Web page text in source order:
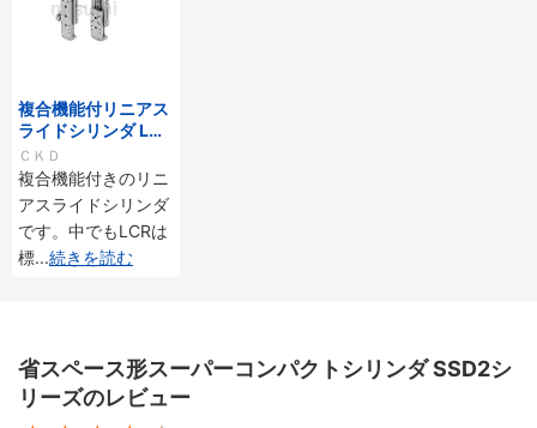
複合機能付リニアス
ライドシリンダ LCR
シリーズ
ＣＫＤ
複合機能付きのリニ
アスライドシリンダ
です。中でもLCRは
標...続きを読む
省スペース形スーパーコンパクトシリンダ SSD2シ
リーズのレビュー